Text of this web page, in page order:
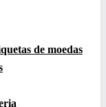
de moedas